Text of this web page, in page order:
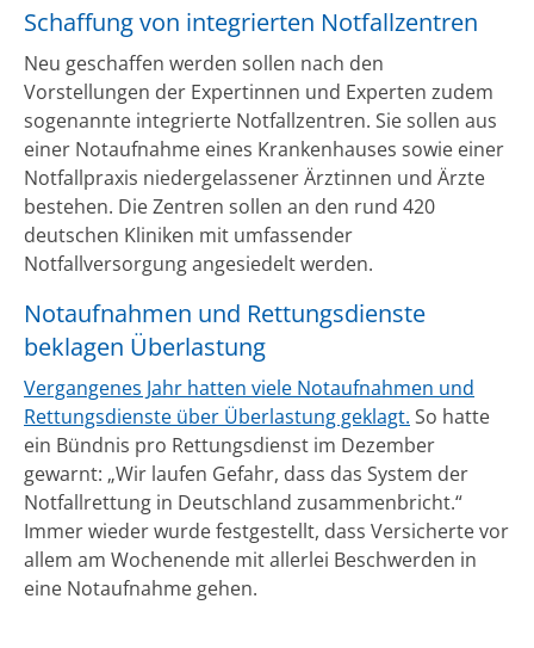
Schaffung von integrierten Notfallzentren
Neu geschaffen werden sollen nach den
Vorstellungen der Expertinnen und Experten zudem
sogenannte integrierte Notfallzentren. Sie sollen aus
einer Notaufnahme eines Krankenhauses sowie einer
Notfallpraxis niedergelassener Ärztinnen und Ärzte
bestehen. Die Zentren sollen an den rund 420
deutschen Kliniken mit umfassender
Notfallversorgung angesiedelt werden.
Notaufnahmen und Rettungsdienste
beklagen Überlastung
Vergangenes Jahr hatten viele Notaufnahmen und
Rettungsdienste über Überlastung geklagt. So hatte
ein Bündnis pro Rettungsdienst im Dezember
gewarnt: „Wir laufen Gefahr, dass das System der
Notfallrettung in Deutschland zusammenbricht.“
Immer wieder wurde festgestellt, dass Versicherte vor
allem am Wochenende mit allerlei Beschwerden in
eine Notaufnahme gehen.